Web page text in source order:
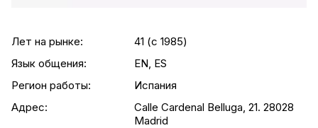
Лет на рынке:
41 (c 1985)
Язык общения:
EN, ES
Регион работы:
Испания
Адрес:
Calle Cardenal Belluga, 21. 28028
Madrid